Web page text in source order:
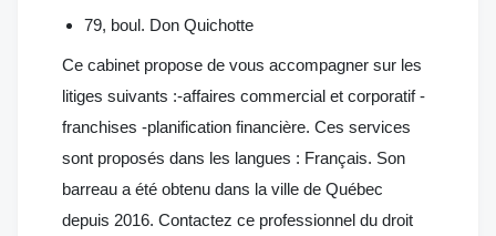
79, boul. Don Quichotte
Ce cabinet propose de vous accompagner sur les
litiges suivants :-affaires commercial et corporatif -
franchises -planification financière. Ces services
sont proposés dans les langues : Français. Son
barreau a été obtenu dans la ville de Québec
depuis 2016. Contactez ce professionnel du droit